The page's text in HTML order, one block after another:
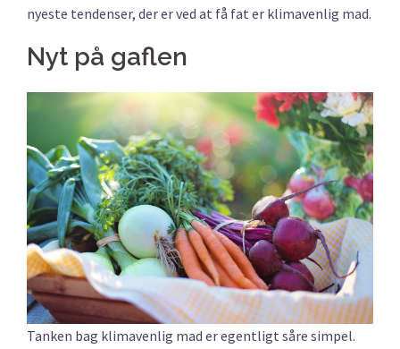
nyeste tendenser, der er ved at få fat er klimavenlig mad.
Nyt på gaflen
Tanken bag klimavenlig mad er egentligt såre simpel.